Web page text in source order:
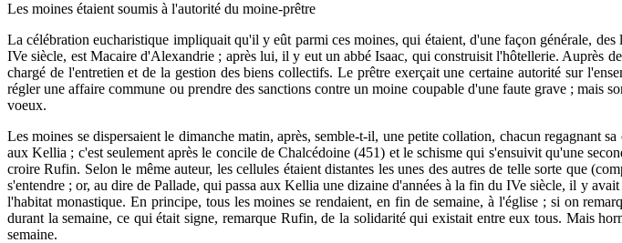
Les moines étaient soumis à l'autorité du moine-prêtre
La célébration eucharistique impliquait qu'il y eût parmi ces moines, qui étaient, d'une façon générale,
IVe siècle, est Macaire d'Alexandrie ; après lui, il y eut un abbé Isaac, qui construisit l'hôtellerie. Auprès
chargé de l'entretien et de la gestion des biens collectifs. Le prêtre exerçait une certaine autorité sur
régler une affaire commune ou prendre des sanctions contre un moine coupable d'une faute grave ; mais
voeux.
Les moines se dispersaient le dimanche matin, après, semble-t-il, une petite collation, chacun regagnant
aux Kellia ; c'est seulement après le concile de Chalcédoine (451) et le schisme qui s'ensuivit qu'une
croire Rufin. Selon le même auteur, les cellules étaient distantes les unes des autres de telle sorte que
s'entendre ; or, au dire de Pallade, qui passa aux Kellia une dizaine d'années à la fin du IVe siècle, il y
l'habitat monastique. En principe, tous les moines se rendaient, en fin de semaine, à l'église ; si on
durant la semaine, ce qui était signe, remarque Rufin, de la solidarité qui existait entre eux tous. Mais
semaine.